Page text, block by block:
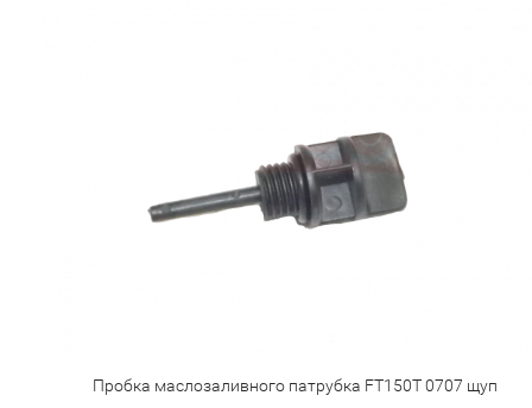
Пробка маслозаливного патрубка FT150T 0707 щуп